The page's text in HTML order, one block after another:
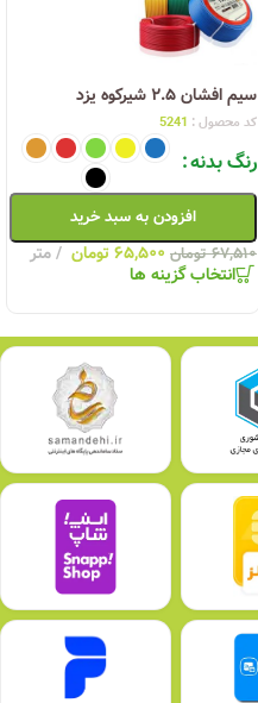
سیم افشان ۲.۵ شیرکوه یزد
کد محصول : 5241
رنگ بدنه
افزودن به سبد خرید
۶۷,۵۱۰ تومان ۶۵,۵۰۰تومان متر
انتخاب گزینه ها